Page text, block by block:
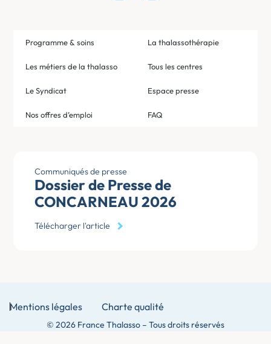
Programme & soins
Les métiers de la thalasso
Le Syndicat
Nos offres d’emploi
La thalassothérapie
Tous les centres
Espace presse
FAQ
Communiqués de presse
Dossier de Presse de
CONCARNEAU 2026
Télécharger l'article
Mentions légales Charte qualité
© 2026 France Thalasso – Tous droits réservés